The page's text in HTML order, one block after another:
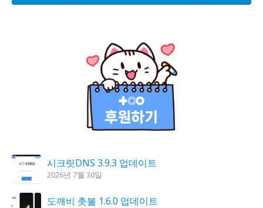
시크릿DNS 3.9.3 업데이트
2026년 7월 30일
도깨비 촛불 1.6.0 업데이트